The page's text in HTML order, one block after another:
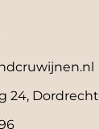
24, Dordrecht